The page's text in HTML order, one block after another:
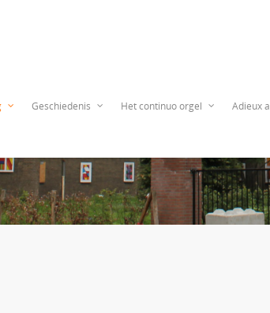
Geschiedenis Het continuo orgel Adieux